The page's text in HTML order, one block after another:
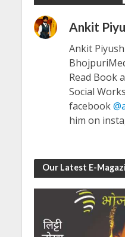
Ankit
Ankit
Read Book
Social
facebook
him on
Our Latest E-